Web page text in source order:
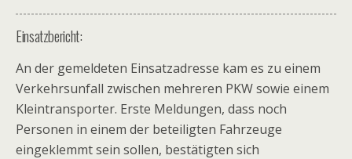
Einsatzbericht:
An der gemeldeten Einsatzadresse kam es zu einem
Verkehrsunfall zwischen mehreren PKW sowie einem
Kleintransporter. Erste Meldungen, dass noch
Personen in einem der beteiligten Fahrzeuge
eingeklemmt sein sollen, bestätigten sich